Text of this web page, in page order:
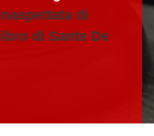
di
di Sante De